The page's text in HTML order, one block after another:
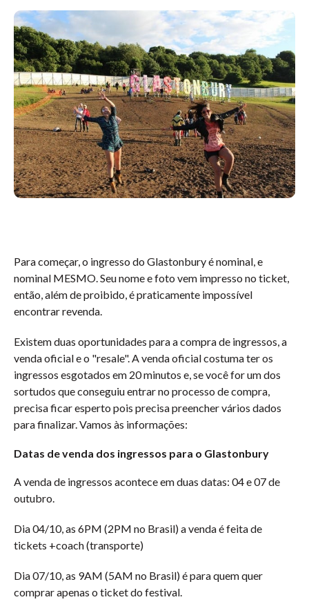
Para começar, o ingresso do Glastonbury é nominal, e
nominal MESMO. Seu nome e foto vem impresso no ticket,
então, além de proibido, é praticamente impossível
encontrar revenda.
Existem duas oportunidades para a compra de ingressos, a
venda oficial e o "resale". A venda oficial costuma ter os
ingressos esgotados em 20 minutos e, se você for um dos
sortudos que conseguiu entrar no processo de compra,
precisa ficar esperto pois precisa preencher vários dados
para finalizar. Vamos às informações:
Datas de venda dos ingressos para o Glastonbury
A venda de ingressos acontece em duas datas: 04 e 07 de
outubro.
Dia 04/10, as 6PM (2PM no Brasil) a venda é feita de
tickets +coach (transporte)
Dia 07/10, as 9AM (5AM no Brasil) é para quem quer
comprar apenas o ticket do festival.